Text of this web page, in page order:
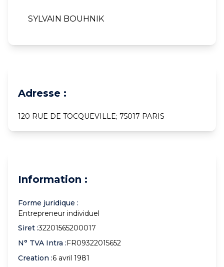
SYLVAIN BOUHNIK
Adresse :
120 RUE DE TOCQUEVILLE; 75017 PARIS
Information :
Forme juridique :
Entrepreneur individuel
Siret :32201565200017
N° TVA Intra :FR09322015652
Creation :6 avril 1981